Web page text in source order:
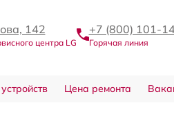
142
центра LG
+7 (800) 101-
Горячая линия
Цена ремонта